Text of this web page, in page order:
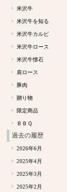
米沢牛
米沢牛を知る
米沢牛カルビ
米沢牛ロース
米沢牛懐石
肩ロース
豚肉
贈り物
限定商品
ＢＢＱ
過去の履歴
2026年6月
2025年4月
2025年3月
2025年2月